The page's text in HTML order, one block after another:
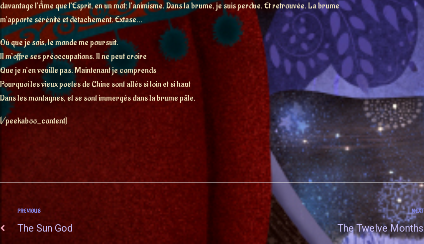
davantage l’Âme que l’Esprit, en un mot: l’animisme. Dans la brume, je suis perdue. Et retrouvée. La brume
m’apporte sérénité et détachement. Extase…
Où que je sois, le monde me poursuit.
Il m’offre ses préoccupations. Il ne peut croire
Que je n’en veuille pas. Maintenant je comprends
Pourquoi les vieux poetes de Chine sont allés si loin et si haut
Dans les montagnes, et se sont immergés dans la brume pâle.
[/peekaboo_content]
PREVIOUS
The Sun God
NEXT
The Twelve Months